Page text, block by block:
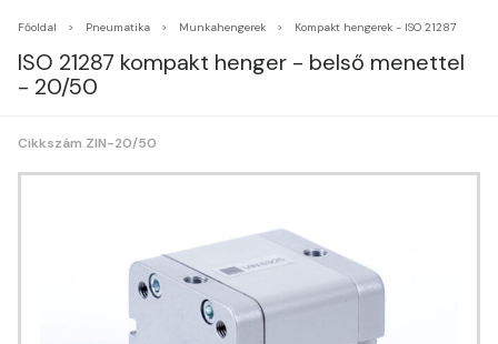
Főoldal Pneumatika Munkahengerek Kompakt hengerek - ISO 21287
ISO 21287 kompakt henger - belső menettel
- 20/50
Cikkszám ZIN-20/50